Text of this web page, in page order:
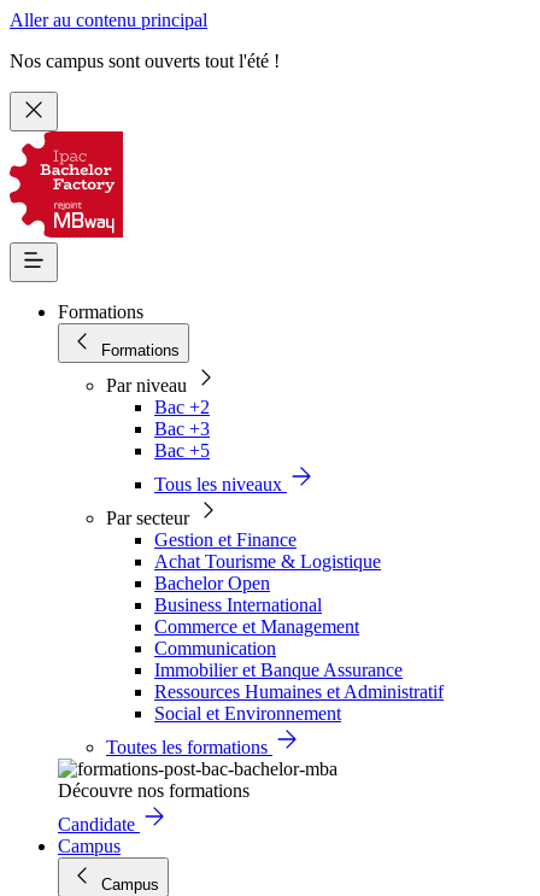
Aller au contenu principal
Nos campus sont ouverts tout l'été !
Formations
Formations
Par niveau
Bac +2
Bac +3
Bac +5
Tous les niveaux
Par secteur
Gestion et Finance
Achat Tourisme & Logistique
Bachelor Open
Business International
Commerce et Management
Communication
Immobilier et Banque Assurance
Ressources Humaines et Administratif
Social et Environnement
Toutes les formations
Découvre nos formations
Candidate
Campus
Campus